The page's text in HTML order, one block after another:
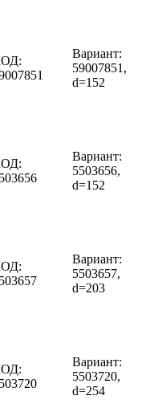
Вариант:
59007851,
d=152
Вариант:
5503656,
d=152
Вариант:
5503657,
d=203
Вариант:
5503720,
d=254